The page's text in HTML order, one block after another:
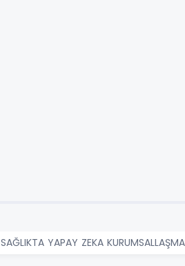
SAĞLIKTA YAPAY ZEKA